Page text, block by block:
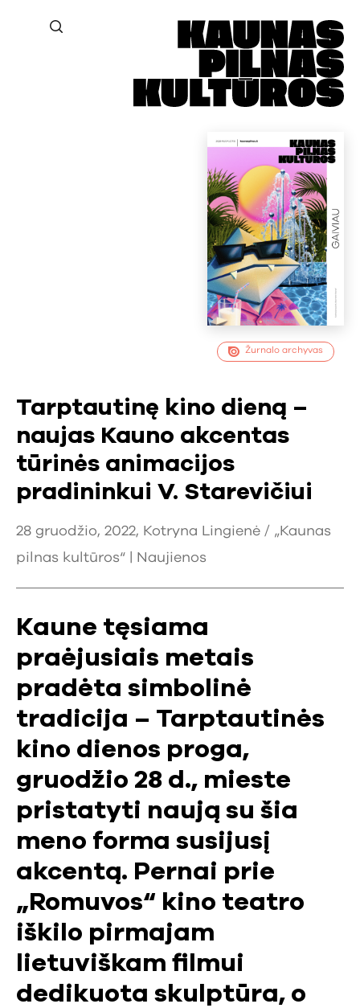
Žurnalo archyvas
Tarptautinę kino dieną –
naujas Kauno akcentas
tūrinės animacijos
pradininkui V. Starevičiui
28 gruodžio, 2022, Kotryna Lingienė / „Kaunas
pilnas kultūros“ |
Naujienos
Kaune tęsiama
praėjusiais metais
pradėta simbolinė
tradicija – Tarptautinės
kino dienos proga,
gruodžio 28 d., mieste
pristatyti naują su šia
meno forma susijusį
akcentą. Pernai prie
„Romuvos“ kino teatro
iškilo pirmajam
lietuviškam filmui
dedikuota skulptūra, o